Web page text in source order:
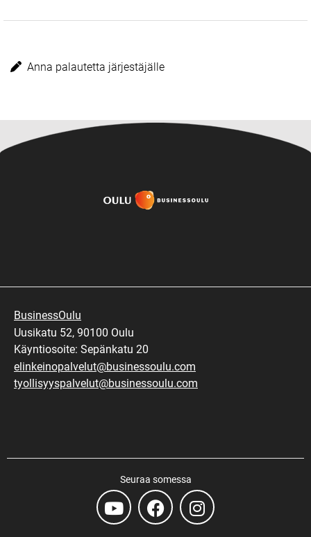
Anna palautetta järjestäjälle
BusinessOulu
Uusikatu 52, 90100 Oulu
Käyntiosoite: Sepänkatu 20
elinkeinopalvelut@businessoulu.com
tyollisyyspalvelut@businessoulu.com
Seuraa somessa